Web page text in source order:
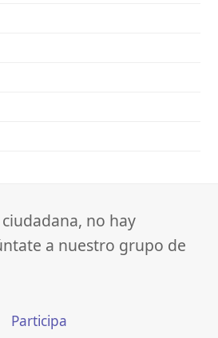
no hay
a nuestro grupo de
Participa